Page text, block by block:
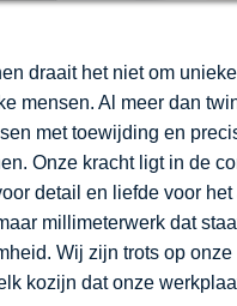
draait het niet om
mensen. Al meer dan
met toewijding en
Onze kracht ligt in de
detail en liefde voor het
millimeterwerk dat
Wij zijn trots op onze
kozijn dat onze